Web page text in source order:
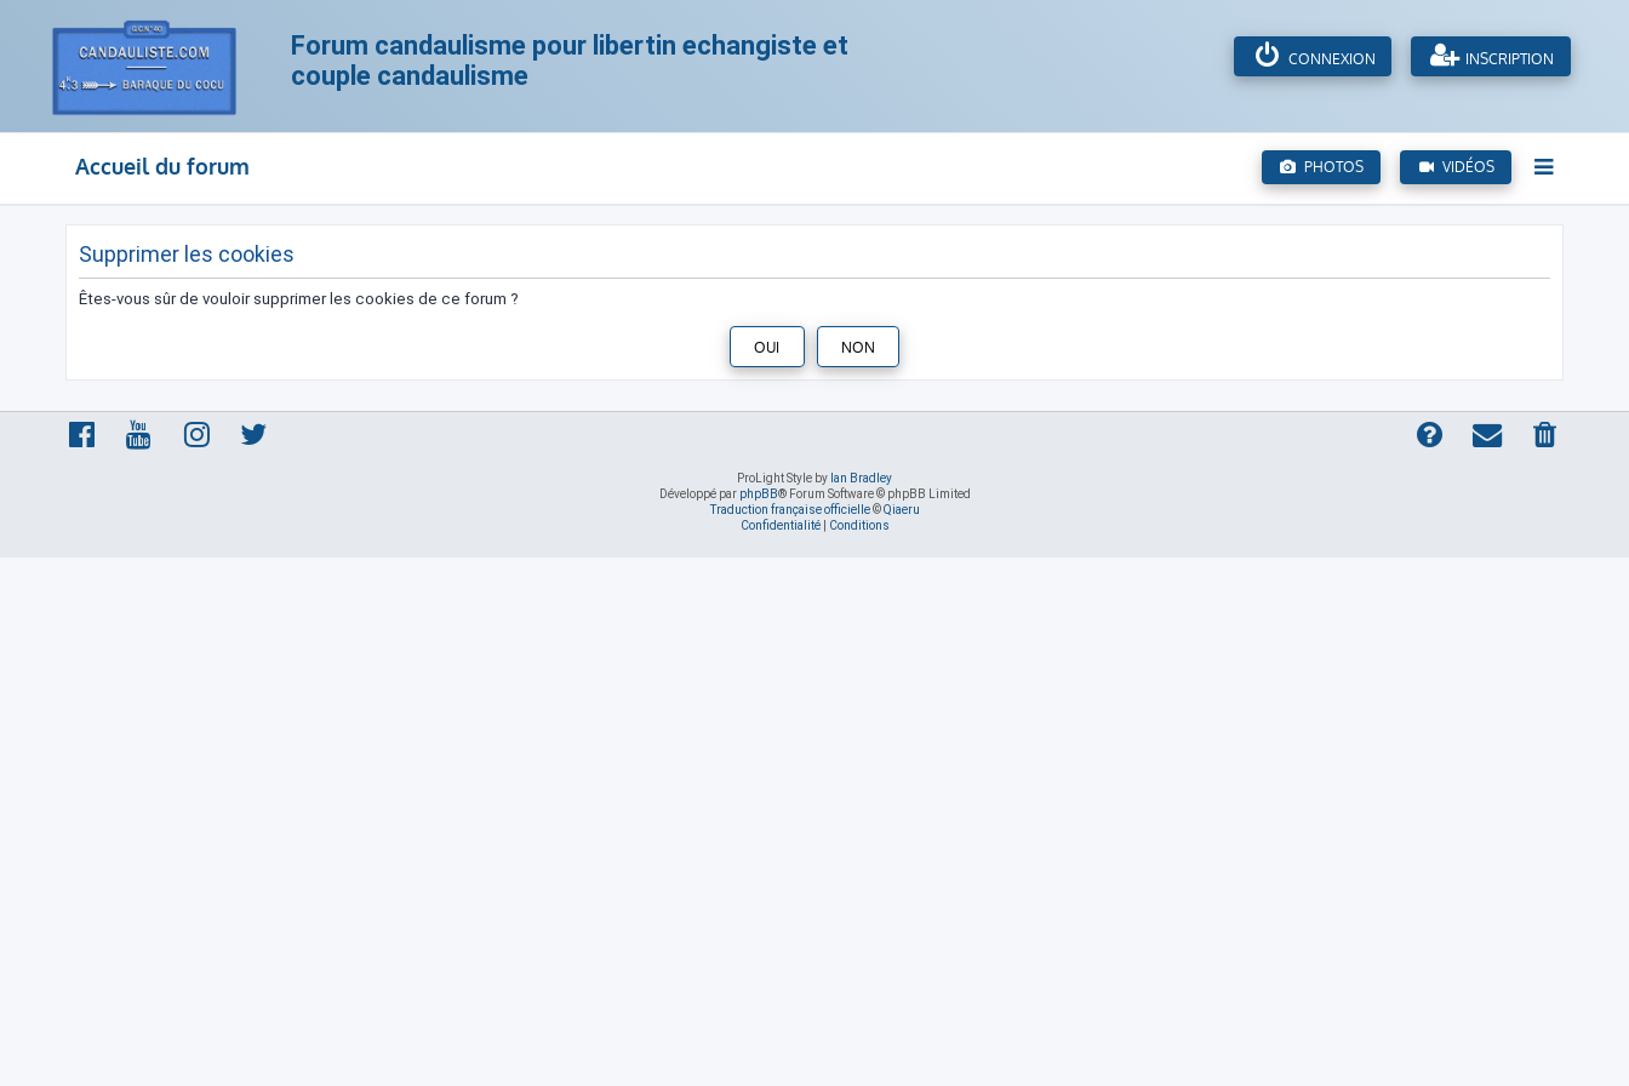
Forum candaulisme pour libertin echangiste et
couple candaulisme
CONNEXION INSCRIPTION
PHOTOS VIDÉOS
Accueil du forum
Supprimer les cookies
Êtes-vous sûr de vouloir supprimer les cookies de ce forum ?
ProLight Style by Ian Bradley
Développé par phpBB® Forum Software © phpBB Limited
Traduction française officielle©Qiaeru
Confidentialité| Conditions